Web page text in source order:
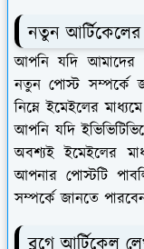
নতুন
আপনি যদি আমাদের
নতুন পোস্ট সম্পর্কে
নিম্নে ইমেইলের
আপনি যদি
অবশ্যই ইমেইলের
আপনার পোস্টটি
সম্পর্কে জানতে